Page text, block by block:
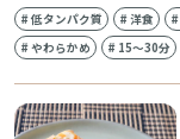
#低タンパク質 #洋食 #
#やわらかめ # 15〜30分